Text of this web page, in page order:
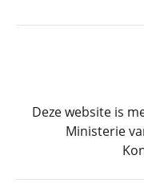
Deze website is
Ministerie